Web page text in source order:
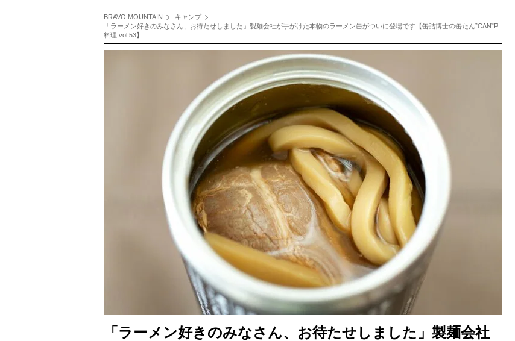
BRAVO MOUNTAIN
キャンプ
「ラーメン好きのみなさん、お待たせしました」製麺会社が手がけた本物のラーメン缶がついに登場です【缶詰博士の缶たん”CAN”P
料理 vol.53】
「ラーメン好きのみなさん、お待たせしました」製麺会社